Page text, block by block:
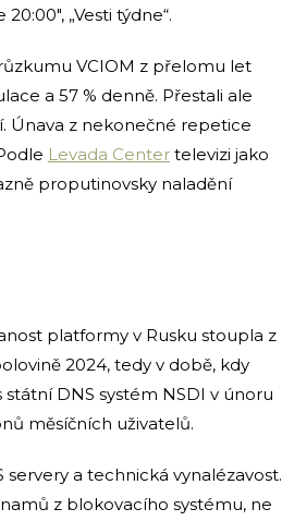
„Vesti týdne“.
VCIOM z přelomu let
a 57 % denně. Přestali ale
Únava z nekonečné repetice
Levada Center televizi jako
proputinovsky naladění
platformy v Rusku stoupla z
2024, tedy v době, kdy
DNS systém NSDI v únoru
měsíčních uživatelů.
a technická vynalézavost.
z blokovacího systému, ne